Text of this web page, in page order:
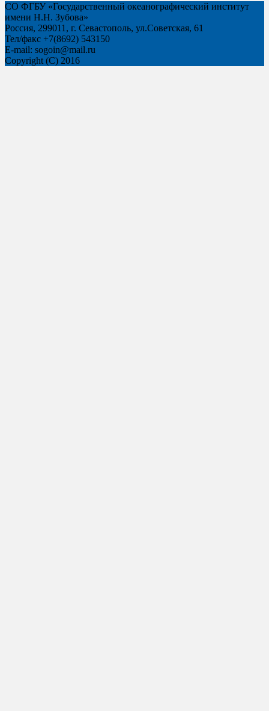
СО ФГБУ «Государственный океанографический институт
имени Н.Н. Зубова»
Россия, 299011, г. Севастополь, ул.Советская, 61
Тел/факс +7(8692) 543150
Е-mail: sogoin@mail.ru
Copyright (C) 2016